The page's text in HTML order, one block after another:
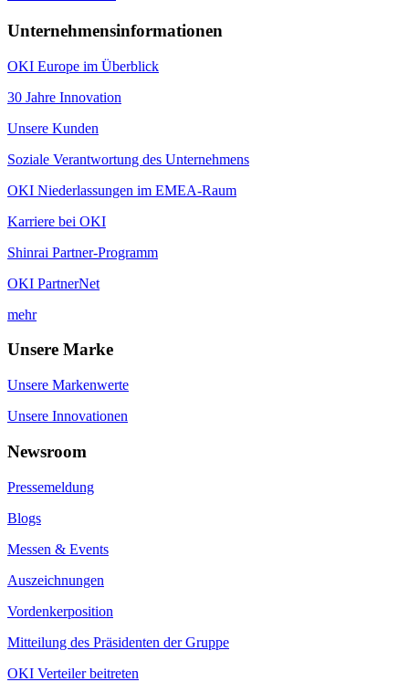
Unternehmensinformationen
OKI Europe im Überblick
30 Jahre Innovation
Unsere Kunden
Soziale Verantwortung des Unternehmens
OKI Niederlassungen im EMEA-Raum
Karriere bei OKI
Shinrai Partner-Programm
OKI PartnerNet
mehr
Unsere Marke
Unsere Markenwerte
Unsere Innovationen
Newsroom
Pressemeldung
Blogs
Messen & Events
Auszeichnungen
Vordenkerposition
Mitteilung des Präsidenten der Gruppe
OKI Verteiler beitreten